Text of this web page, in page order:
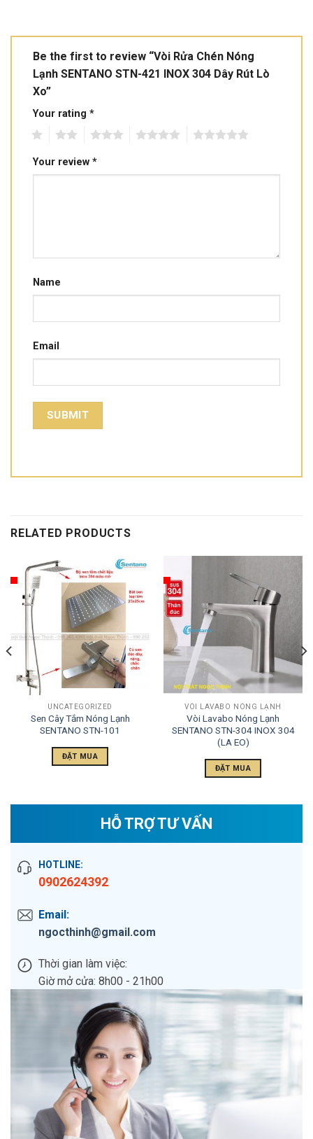
Be the first to review “Vòi Rửa Chén Nóng
Lạnh SENTANO STN-421 INOX 304 Dây Rút Lò
Xo”
Your rating *
Your review *
Name
Email
RELATED PRODUCTS
UNCATEGORIZED
Sen Cây Tắm Nóng Lạnh
SENTANO STN-101
ĐẶT MUA
VÒI LAVABO NÓNG LẠNH
Vòi Lavabo Nóng Lạnh
SENTANO STN-304 INOX 304
(LA EO)
ĐẶT MUA
HỖ TRỢ TƯ VẤN
HOTLINE:
0902624392
Email:
ngocthinh@gmail.com
Thời gian làm việc:
Giờ mở cửa: 8h00 - 21h00